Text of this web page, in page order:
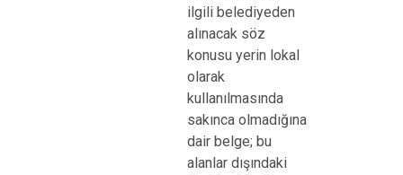
ilgili belediyeden
alınacak söz
konusu yerin lokal
olarak
kullanılmasında
sakınca olmadığına
dair belge; bu
alanlar dışındaki